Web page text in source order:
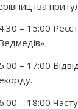
– 15:00
– 17:00
– 18:00